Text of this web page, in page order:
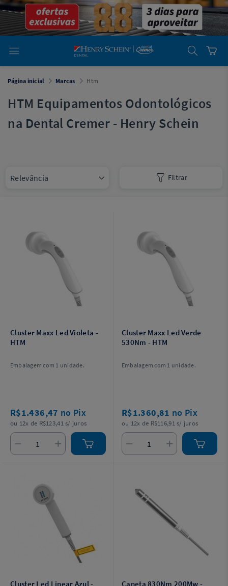
emDental
Cremer -
Henry Schein
Laboratório
Laboratório
emDental
Henry Schein
Equipamentos
Cremer
Página inicial Marcas Htm
HTM Equipamentos Odontológicos
na Dental Cremer - Henry Schein
Cluster Maxx Led Violeta -
HTM
Embalagem com 1 unidade.
R$1.436,47 no Pix
ou 12x de R$123,41 s/ juros
Cluster Maxx Led Verde
530Nm - HTM
Embalagem com 1 unidade.
R$1.360,81 no Pix
ou 12x de R$116,91 s/ juros
Cluster Led Linear Azul -
Caneta 830Nm 200Mw -
Filtrar